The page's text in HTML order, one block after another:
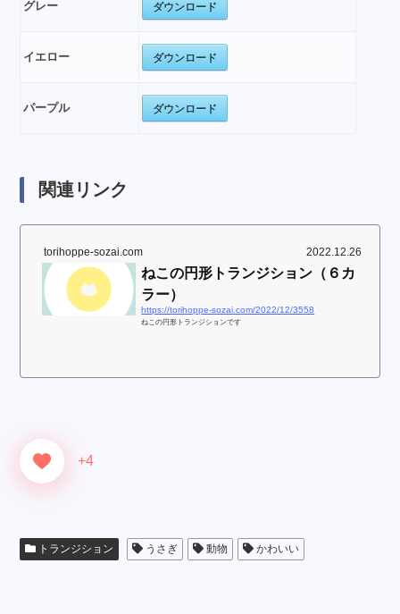
グレー ダウンロード
イエロー ダウンロード
パープル ダウンロード
関連リンク
torihoppe-sozai.com 2022.12.26
ねこの円形トランジション（６カ
ラー）
https://torihoppe-sozai.com/2022/12/3558
ねこの円形トランジションです
+4
トランジション うさぎ 動物 かわいい